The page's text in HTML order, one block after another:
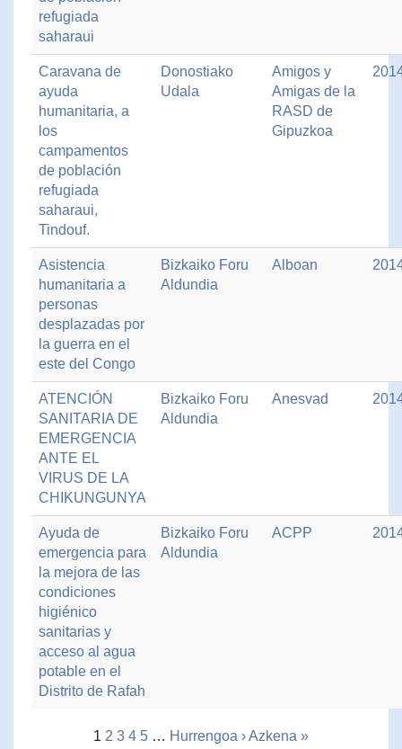
refugiada
saharaui
Caravana de
ayuda
humanitaria, a
los
campamentos
de población
refugiada
saharaui,
Tindouf.
Donostiako
Udala
Amigos y
Amigas de la
RASD de
Gipuzkoa
Asistencia
humanitaria a
personas
desplazadas por
la guerra en el
este del Congo
Bizkaiko Foru
Aldundia
Alboan
ATENCIÓN
SANITARIA DE
EMERGENCIA
ANTE EL
VIRUS DE LA
CHIKUNGUNYA
Bizkaiko Foru
Aldundia
Anesvad
Ayuda de
emergencia para
la mejora de las
condiciones
higiénico
sanitarias y
acceso al agua
potable en el
Distrito de Rafah
Bizkaiko Foru
Aldundia
ACPP
1 2 3 4 5 … Hurrengoa ›Azkena »